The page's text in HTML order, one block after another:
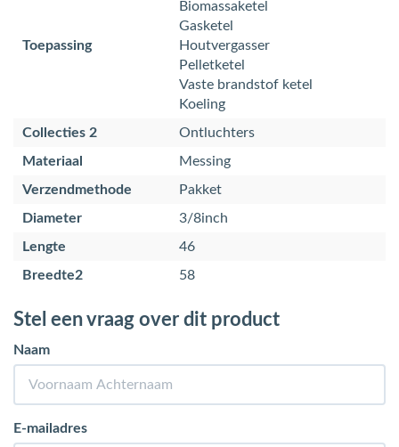
Toepassing
Biomassaketel
Gasketel
Houtvergasser
Pelletketel
Vaste brandstof ketel
Koeling
Collecties 2
Ontluchters
Materiaal
Messing
Verzendmethode
Pakket
Diameter
3/8inch
Lengte
46
Breedte2
58
Stel een vraag over dit product
Naam
E-mailadres